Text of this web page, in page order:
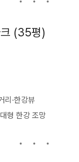
(35평)
리·한강뷰
형 한강 조망